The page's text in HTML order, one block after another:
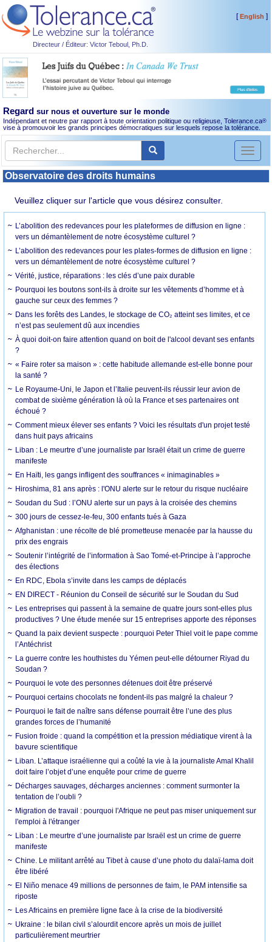
Directeur / Éditeur: Victor Teboul, Ph.D.
[English ]
Regard sur nous et ouverture sur le monde
Indépendant et neutre par rapport à toute orientation politique ou religieuse, Tolerance.ca®
vise à promouvoir les grands principes démocratiques sur lesquels repose la tolérance.
Toggle
Observatoire des droits humains
Veuillez cliquer sur l'article que vous désirez consulter.
L’abolition des redevances pour les plateformes de diffusion en ligne :
vers un démantèlement de notre écosystème culturel ?
L’abolition des redevances pour les plates-formes de diffusion en ligne :
vers un démantèlement de notre écosystème culturel ?
Vérité, justice, réparations : les clés d’une paix durable
Pourquoi les boutons sont-ils à droite sur les vêtements d’homme et à
gauche sur ceux des femmes ?
Dans les forêts des Landes, le stockage de CO₂ atteint ses limites, et ce
n’est pas seulement dû aux incendies
À quoi doit-on faire attention quand on boit de l'alcool devant ses enfants
?
« Faire roter sa maison » : cette habitude allemande est-elle bonne pour
la santé ?
Le Royaume-Uni, le Japon et l’Italie peuvent-ils réussir leur avion de
combat de sixième génération là où la France et ses partenaires ont
échoué ?
Comment mieux élever ses enfants ? Voici les résultats d'un projet testé
dans huit pays africains
Liban : Le meurtre d’une journaliste par Israël était un crime de guerre
manifeste
En Haïti, les gangs infligent des souffrances « inimaginables »
Hiroshima, 81 ans après : l'ONU alerte sur le retour du risque nucléaire
Soudan du Sud : l’ONU alerte sur un pays à la croisée des chemins
300 jours de cessez-le-feu, 300 enfants tués à Gaza
Afghanistan : une récolte de blé prometteuse menacée par la hausse du
prix des engrais
Soutenir l’intégrité de l’information à Sao Tomé-et-Principe à l’approche
des élections
En RDC, Ebola s’invite dans les camps de déplacés
EN DIRECT - Réunion du Conseil de sécurité sur le Soudan du Sud
Les entreprises qui passent à la semaine de quatre jours sont-elles plus
productives ? Une étude menée sur 15 entreprises apporte des réponses
Quand la paix devient suspecte : pourquoi Peter Thiel voit le pape comme
l’Antéchrist
La guerre contre les houthistes du Yémen peut-elle détourner Riyad du
Soudan ?
Pourquoi le vote des personnes détenues doit être préservé
Pourquoi certains chocolats ne fondent-ils pas malgré la chaleur ?
Pourquoi le fait de naître sans défense pourrait être l’une des plus
grandes forces de l’humanité
Fusion froide : quand la compétition et la pression médiatique virent à la
bavure scientifique
Liban. L’attaque israélienne qui a coûté la vie à la journaliste Amal Khalil
doit faire l’objet d’une enquête pour crime de guerre
Décharges sauvages, décharges anciennes : comment surmonter la
tentation de l’oubli ?
Migration de travail : pourquoi l'Afrique ne peut pas miser uniquement sur
l'emploi à l'étranger
Liban : Le meurtre d’une journaliste par Israël est un crime de guerre
manifeste
Chine. Le militant arrêté au Tibet à cause d’une photo du dalaï-lama doit
être libéré
El Niño menace 49 millions de personnes de faim, le PAM intensifie sa
riposte
Les Africains en première ligne face à la crise de la biodiversité
Ukraine : le bilan civil s’alourdit encore après un mois de juillet
particulièrement meurtrier